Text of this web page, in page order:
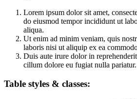
Lorem ipsum dolor sit amet,
do eiusmod tempor incididunt ut
aliqua.
Ut enim ad minim veniam, quis
laboris nisi ut aliquip ex ea
Duis aute irure dolor in
cillum dolore eu fugiat nulla pariatur.
Table styles & classes: